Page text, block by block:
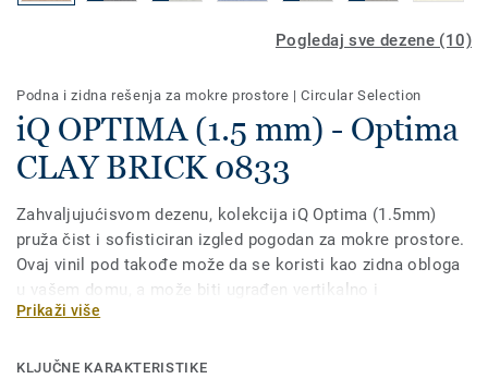
Pogledaj sve dezene (10)
Podna i zidna rešenja za mokre prostore |Circular Selection
iQ OPTIMA (1.5 mm) - Optima
CLAY BRICK 0833
Zahvaljujućisvom dezenu, kolekcija iQ Optima (1.5mm)
pruža čist i sofisticiran izgled pogodan za mokre prostore.
Ovaj vinil pod takođe može da se koristi kao zidna obloga
u vašem domu, a može biti ugrađen vertikalno i
horizontalno uz manji broj spojeva. Deo je iQ kolekcije
habanje, fleke i nagrizanje u prostorima velike prohodnosti.
Prikaži više
KLJUČNE KARAKTERISTIKE